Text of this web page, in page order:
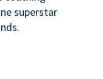
superstar